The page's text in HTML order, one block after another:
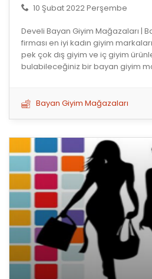
10 Şubat 2022 Perşembe
Develi Bayan Giyim Mağazaları |
firması en iyi kadın giyim
pek çok dış giyim ve iç giyim
bulabileceğiniz bir bayan giyim
Bayan Giyim Mağazaları